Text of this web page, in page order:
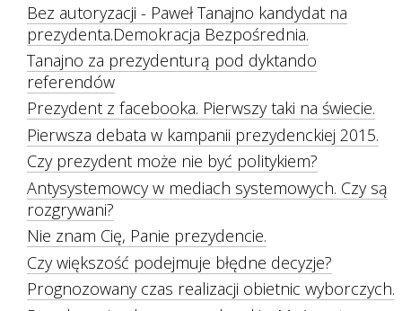
Bez autoryzacji - Paweł Tanajno kandydat na
prezydenta.Demokracja Bezpośrednia.
Tanajno za prezydenturą pod dyktando
referendów
Prezydent z facebooka. Pierwszy taki na świecie.
Pierwsza debata w kampanii prezydenckiej 2015.
Czy prezydent może nie być politykiem?
Antysystemowcy w mediach systemowych. Czy są
rozgrywani?
Nie znam Cię, Panie prezydencie.
Czy większość podejmuje błędne decyzje?
Prognozowany czas realizacji obietnic wyborczych.